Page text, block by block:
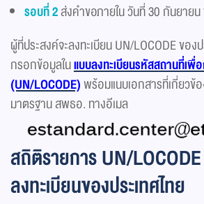
รอบที่ 2ส่งคำขอภายใน วันที่ 30 กันยาย
ผู้ที่ประสงค์จะลงทะเบียน UN/LOCODE ของ
กรอกข้อมูลในแบบลงทะเบียนรหัสสถานที่เพื่
(UN/LOCODE)พร้อมแนบเอกสารที่เกี่ยวข้
มาตรฐาน สพธอ. ทางอีเมล
สถิติรายการ UN/
ลงทะเบียนของประเทศไทย